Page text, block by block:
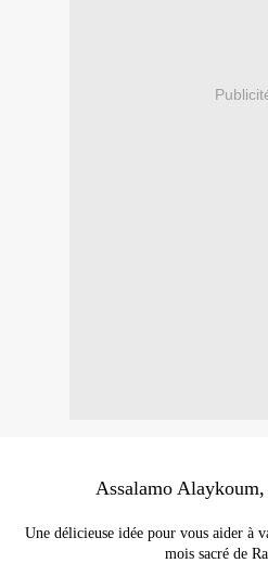
Assalamo
Une délicieuse idée pour vous aider à
mois sacré de